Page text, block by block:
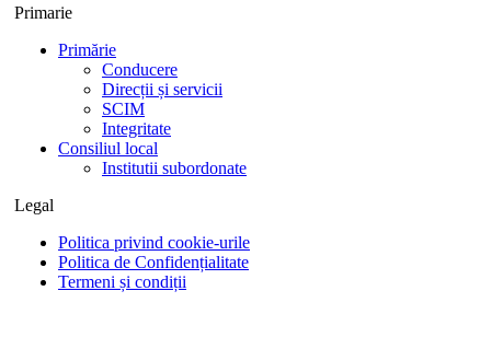
Primarie
Primărie
Conducere
Direcții și servicii
SCIM
Integritate
Consiliul local
Institutii subordonate
Legal
Politica privind cookie-urile
Politica de Confidențialitate
Termeni și condiții